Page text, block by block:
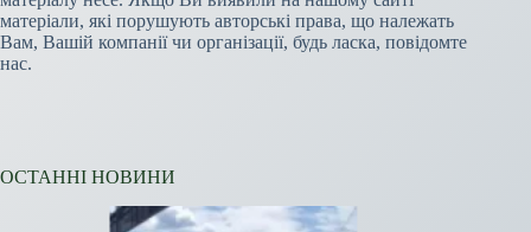
матеріали, які порушують авторські права, що належать
Вам, Вашій компанії чи організації, будь ласка, повідомте
нас.
ОСТАННІ НОВИНИ